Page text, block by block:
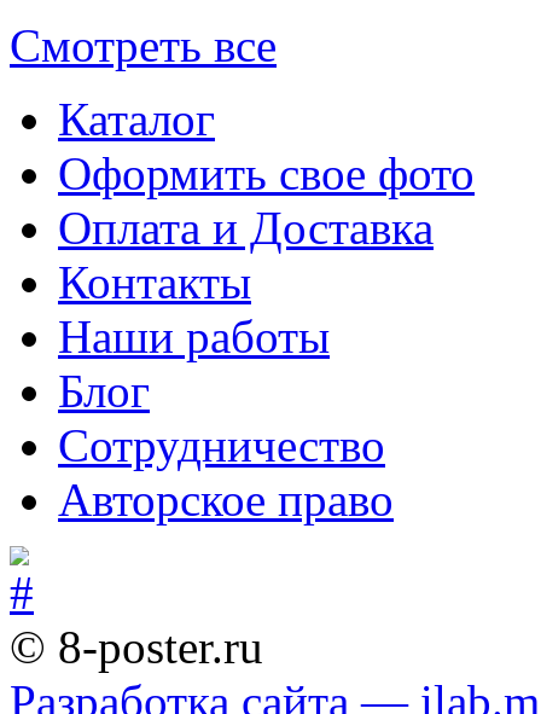
Смотреть все
Каталог
Оформить свое фото
Оплата и Доставка
Контакты
Наши работы
Блог
Сотрудничество
Авторское право
© 8-poster.ru
Разработка сайта —